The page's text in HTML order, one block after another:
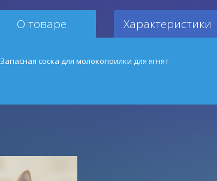
О товаре Характеристики
Запасная соска для молокопоилки для ягнят